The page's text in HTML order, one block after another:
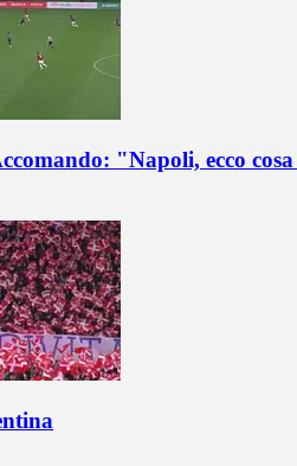
"Napoli, ecco